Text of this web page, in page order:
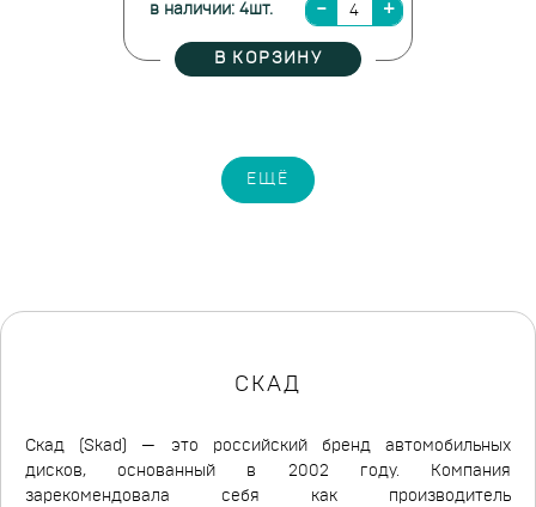
в наличии: 4шт.
В КОРЗИНУ
ЕЩЁ
СКАД
Скад (Skad) — это российский бренд автомобильных
дисков, основанный в 2002 году. Компания
зарекомендовала себя как производитель